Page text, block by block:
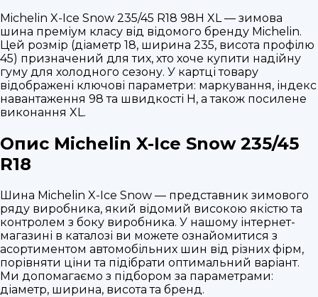
Michelin X-Ice Snow 235/45 R18 98H XL — зимова
шина преміум класу від відомого бренду Michelin.
Цей розмір (діаметр 18, ширина 235, висота профілю
45) призначений для тих, хто хоче купити надійну
гуму для холодного сезону. У картці товару
відображені ключові параметри: маркування, індекс
навантаження 98 та швидкості H, а також посилене
виконання XL.
Опис Michelin X-Ice Snow 235/45
R18
Шина Michelin X-Ice Snow — представник зимового
ряду виробника, який відомий високою якістю та
контролем з боку виробника. У нашому інтернет-
магазині в каталозі ви можете ознайомитися з
асортиментом автомобільних шин від різних фірм,
порівняти ціни та підібрати оптимальний варіант.
Ми допомагаємо з підбором за параметрами:
діаметр, ширина, висота та бренд.